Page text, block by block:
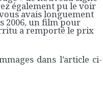
également pu le voir
avais longuement
2006, un film pour
a remporté le prix
dans l’article ci-